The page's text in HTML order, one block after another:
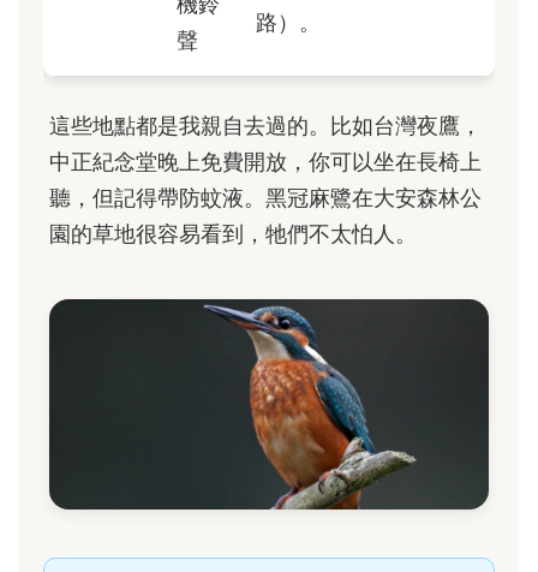
聲
路）。
這些地點都是我親自去過的。比如台灣夜鷹，
中正紀念堂晚上免費開放，你可以坐在長椅上
聽，但記得帶防蚊液。黑冠麻鷺在大安森林公
園的草地很容易看到，牠們不太怕人。